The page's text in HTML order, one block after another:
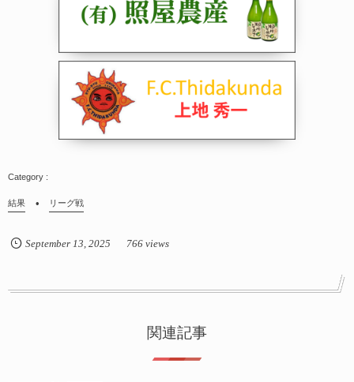
結果 リーグ戦
September 13, 2025 766 views
関連記事